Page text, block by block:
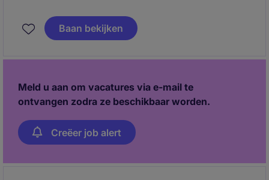
basket penetration and sales across platforms such
as Uber Eats, Just Eat and other rapid grocery
Baan bekijken
Meld u aan om vacatures via e-mail te
ontvangen zodra ze beschikbaar worden.
Creëer job alert